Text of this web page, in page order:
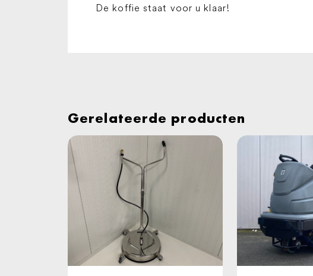
De koffie staat voor u klaar!
Gerelateerde producten